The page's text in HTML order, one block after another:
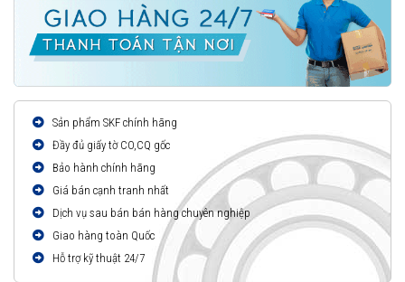
Sản phẩm SKF chính hãng
Đầy đủ giấy tờ CO,CQ gốc
Bảo hành chính hãng
Giá bán cạnh tranh nhất
Dịch vụ sau bán bán hàng chuyên nghiệp
Giao hàng toàn Quốc
Hỗ trợ kỹ thuật 24/7